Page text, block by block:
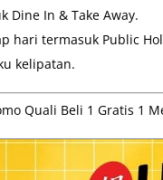
Dine In & Take Away.
hari termasuk Public
kelipatan.
Quali Beli 1 Gratis 1